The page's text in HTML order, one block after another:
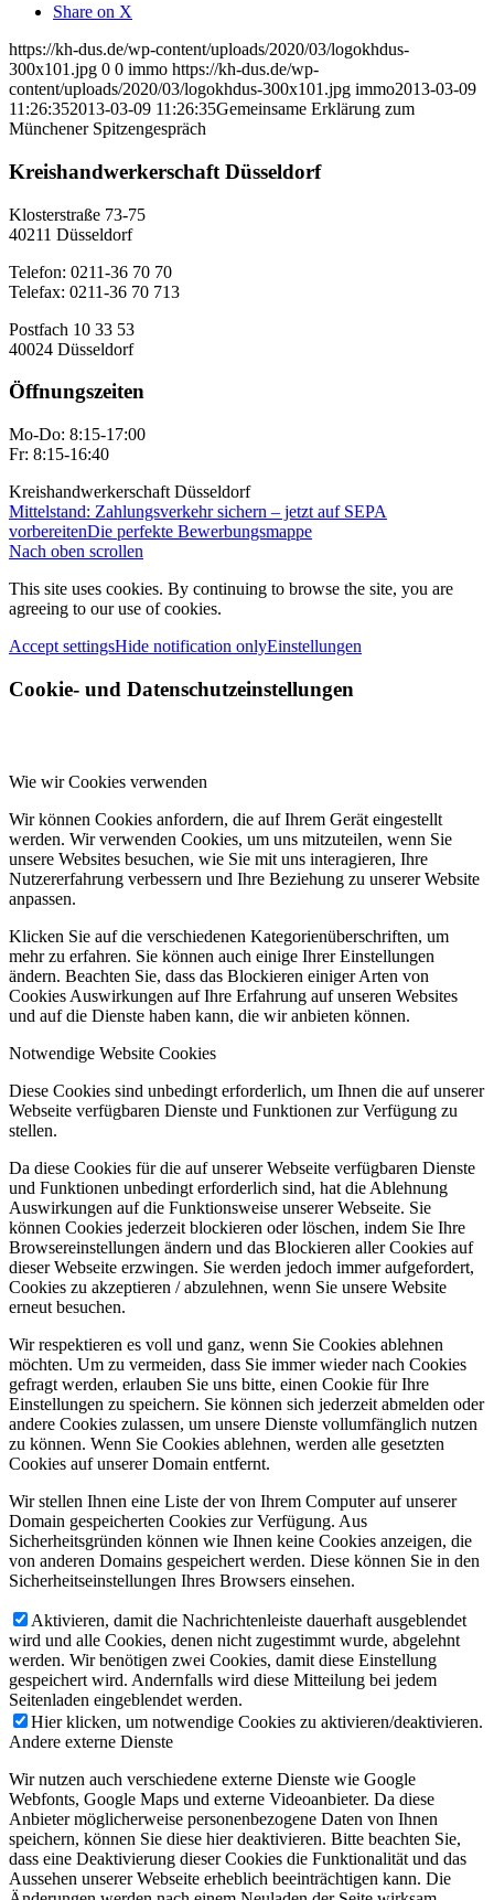
Share on X
https://kh-dus.de/wp-content/uploads/2020/03/logokhdus-
300x101.jpg 0 0 immo https://kh-dus.de/wp-
content/uploads/2020/03/logokhdus-300x101.jpg immo2013-03-09
11:26:352013-03-09 11:26:35Gemeinsame Erklärung zum
Münchener Spitzengespräch
Kreishandwerkerschaft Düsseldorf
Klosterstraße 73-75
40211 Düsseldorf
Telefon: 0211-36 70 70
Telefax: 0211-36 70 713
Postfach 10 33 53
40024 Düsseldorf
Öffnungszeiten
Mo-Do: 8:15-17:00
Fr: 8:15-16:40
Kreishandwerkerschaft Düsseldorf
Mittelstand: Zahlungsverkehr sichern – jetzt auf SEPA
vorbereitenDie perfekte Bewerbungsmappe
Nach oben scrollen
This site uses cookies. By continuing to browse the site, you are
agreeing to our use of cookies.
Accept settingsHide notification onlyEinstellungen
Cookie- und Datenschutzeinstellungen
Wie wir Cookies verwenden
Wir können Cookies anfordern, die auf Ihrem Gerät eingestellt
werden. Wir verwenden Cookies, um uns mitzuteilen, wenn Sie
unsere Websites besuchen, wie Sie mit uns interagieren, Ihre
Nutzererfahrung verbessern und Ihre Beziehung zu unserer Website
anpassen.
Klicken Sie auf die verschiedenen Kategorienüberschriften, um
mehr zu erfahren. Sie können auch einige Ihrer Einstellungen
ändern. Beachten Sie, dass das Blockieren einiger Arten von
Cookies Auswirkungen auf Ihre Erfahrung auf unseren Websites
und auf die Dienste haben kann, die wir anbieten können.
Notwendige Website Cookies
Diese Cookies sind unbedingt erforderlich, um Ihnen die auf unserer
Webseite verfügbaren Dienste und Funktionen zur Verfügung zu
stellen.
Da diese Cookies für die auf unserer Webseite verfügbaren Dienste
und Funktionen unbedingt erforderlich sind, hat die Ablehnung
Auswirkungen auf die Funktionsweise unserer Webseite. Sie
können Cookies jederzeit blockieren oder löschen, indem Sie Ihre
Browsereinstellungen ändern und das Blockieren aller Cookies auf
dieser Webseite erzwingen. Sie werden jedoch immer aufgefordert,
Cookies zu akzeptieren / abzulehnen, wenn Sie unsere Website
erneut besuchen.
Wir respektieren es voll und ganz, wenn Sie Cookies ablehnen
möchten. Um zu vermeiden, dass Sie immer wieder nach Cookies
gefragt werden, erlauben Sie uns bitte, einen Cookie für Ihre
Einstellungen zu speichern. Sie können sich jederzeit abmelden oder
andere Cookies zulassen, um unsere Dienste vollumfänglich nutzen
zu können. Wenn Sie Cookies ablehnen, werden alle gesetzten
Cookies auf unserer Domain entfernt.
Wir stellen Ihnen eine Liste der von Ihrem Computer auf unserer
Domain gespeicherten Cookies zur Verfügung. Aus
Sicherheitsgründen können wie Ihnen keine Cookies anzeigen, die
von anderen Domains gespeichert werden. Diese können Sie in den
Sicherheitseinstellungen Ihres Browsers einsehen.
Aktivieren, damit die Nachrichtenleiste dauerhaft ausgeblendet
wird und alle Cookies, denen nicht zugestimmt wurde, abgelehnt
werden. Wir benötigen zwei Cookies, damit diese Einstellung
gespeichert wird. Andernfalls wird diese Mitteilung bei jedem
Seitenladen eingeblendet werden.
Hier klicken, um notwendige Cookies zu aktivieren/deaktivieren.
Andere externe Dienste
Wir nutzen auch verschiedene externe Dienste wie Google
Webfonts, Google Maps und externe Videoanbieter. Da diese
Anbieter möglicherweise personenbezogene Daten von Ihnen
speichern, können Sie diese hier deaktivieren. Bitte beachten Sie,
dass eine Deaktivierung dieser Cookies die Funktionalität und das
Aussehen unserer Webseite erheblich beeinträchtigen kann. Die